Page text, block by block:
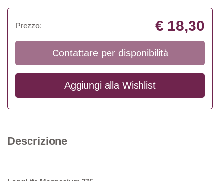
Prezzo: € 18,30
Contattare per disponibilità
Aggiungi alla Wishlist
Descrizione